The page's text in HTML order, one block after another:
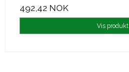
492,42 NOK
Vis produkt